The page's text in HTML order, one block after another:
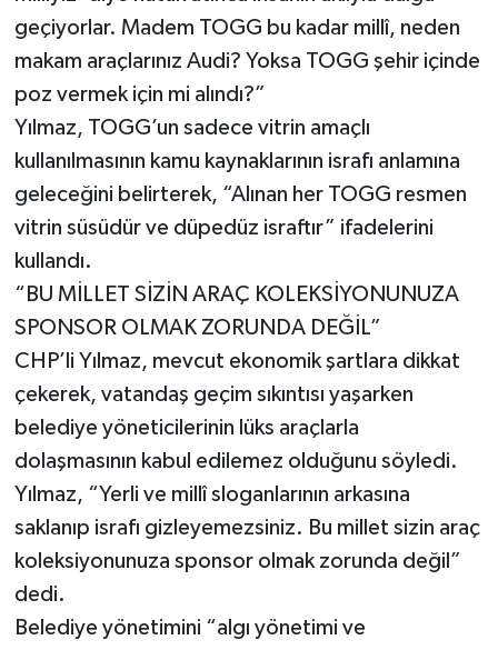
geçiyorlar. Madem TOGG bu kadar millî, neden
makam araçlarınız Audi? Yoksa TOGG şehir içinde
poz vermek için mi alındı?”
Yılmaz, TOGG’un sadece vitrin amaçlı
kullanılmasının kamu kaynaklarının israfı anlamına
geleceğini belirterek, “Alınan her TOGG resmen
vitrin süsüdür ve düpedüz israftır” ifadelerini
kullandı.
“BU MİLLET SİZİN ARAÇ KOLEKSİYONUNUZA
SPONSOR OLMAK ZORUNDA DEĞİL”
CHP’li Yılmaz, mevcut ekonomik şartlara dikkat
çekerek, vatandaş geçim sıkıntısı yaşarken
belediye yöneticilerinin lüks araçlarla
dolaşmasının kabul edilemez olduğunu söyledi.
Yılmaz, “Yerli ve millî sloganlarının arkasına
saklanıp israfı gizleyemezsiniz. Bu millet sizin araç
koleksiyonunuza sponsor olmak zorunda değil”
dedi.
Belediye yönetimini “algı yönetimi ve